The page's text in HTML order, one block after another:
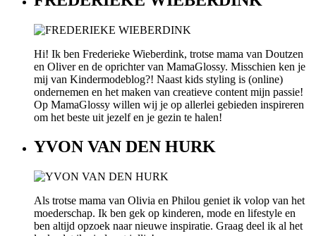
Hi! Ik ben Frederieke Wieberdink, trotse mama van Doutzen
en Oliver en de oprichter van MamaGlossy. Misschien ken je
mij van Kindermodeblog?! Naast kids styling is (online)
ondernemen en het maken van creatieve content mijn passie!
Op MamaGlossy willen wij je op allerlei gebieden inspireren
om het beste uit jezelf en je gezin te halen!
YVON VAN DEN HURK
Als trotse mama van Olivia en Philou geniet ik volop van het
moederschap. Ik ben gek op kinderen, mode en lifestyle en
ben altijd opzoek naar nieuwe inspiratie. Graag deel ik al het